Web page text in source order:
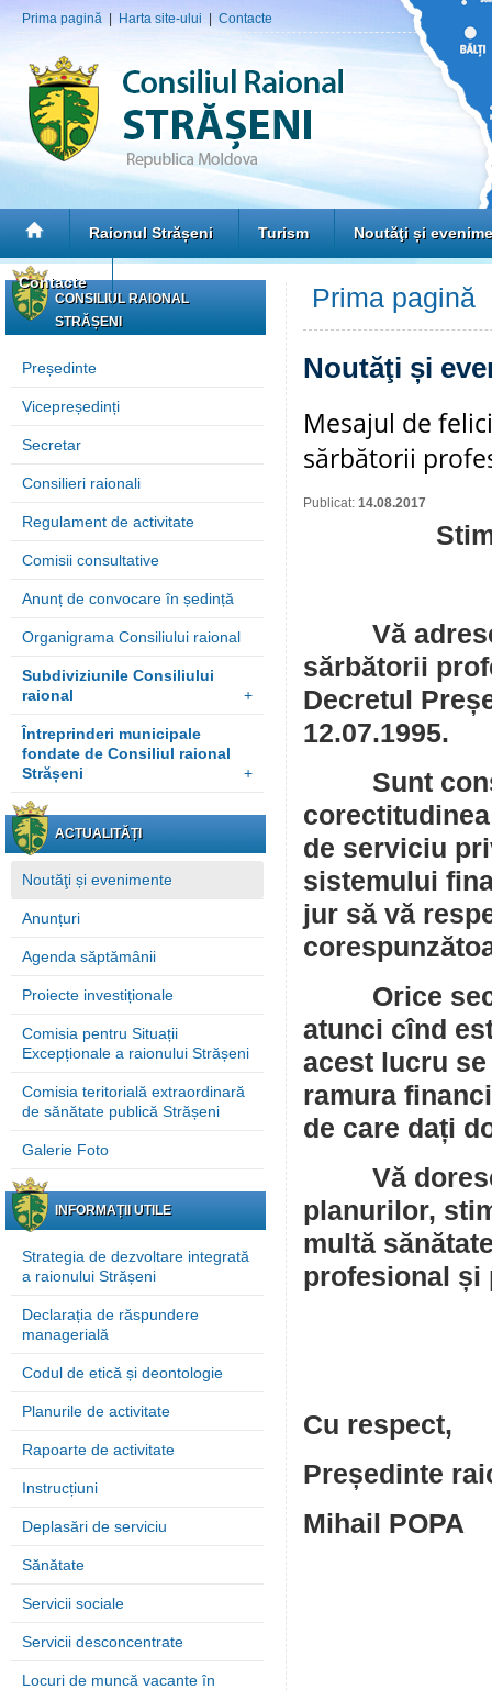
Prima pagină Harta site-ului Contacte
Raionul Strășeni Turism Noutăţi și
Contacte
CONSILIUL RAIONAL
STRĂȘENI
Președinte
Vicepreședinți
Secretar
Consilieri raionali
Regulament de activitate
Comisii consultative
Anunț de convocare în ședință
Organigrama Consiliului raional
Subdiviziunile Consiliului
raional
+
Întreprinderi municipale
fondate de Consiliul raional
Strășeni
+
ACTUALITĂȚI
Noutăţi și evenimente
Anunțuri
Agenda săptămânii
Proiecte investiționale
Comisia pentru Situații
Excepționale a raionului Strășeni
Comisia teritorială extraordinară
de sănătate publică Strășeni
Galerie Foto
INFORMAȚII UTILE
Strategia de dezvoltare integrată
a raionului Strășeni
Declarația de răspundere
managerială
Codul de etică și deontologie
Planurile de activitate
Rapoarte de activitate
Instrucțiuni
Deplasări de serviciu
Sănătate
Servicii sociale
Servicii desconcentrate
Locuri de muncă vacante în
Prima pagină
Noutăţi și
Mesajul de
sărbătorii
Publicat: 14.08.2017
Vă adresez
sărbătorii
Decretul
12.07.1995.
Sunt
de serviciu
sistemului
jur să vă
Orice
atunci cînd
acest lucru
ramura
de care dați
Vă doresc
planurilor,
multă
profesional și
Cu respect,
Președinte
Mihail POPA